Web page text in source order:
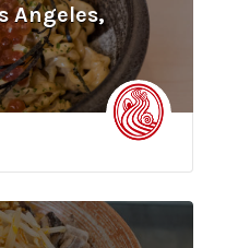
Angeles,